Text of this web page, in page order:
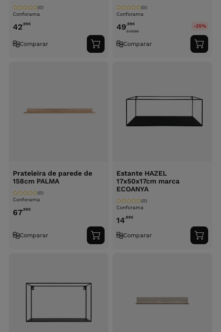
Conforama
(0)
42,99€
Comparar
Adicionar
ao
Conforama
(0)
49,99€
67.99€
-25%
Comparar
ao
Prateleira de parede de
158cm PALMA
Conforama
(0)
67,99€
Comparar
Adicionar
ao
Estante HAZEL
17x50x17cm marca
ECOANYA
Conforama
(0)
14,99€
Comparar
ao